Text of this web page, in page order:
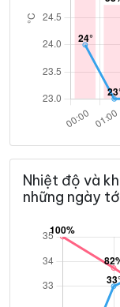
Nhiệt độ và
những ngày